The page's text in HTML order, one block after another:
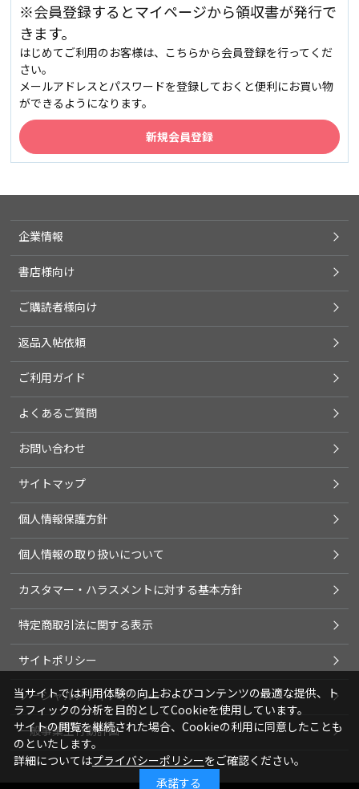
※会員登録するとマイページから領収書が発行で
きます。
はじめてご利用のお客様は、こちらから会員登録を行ってくだ
さい。
メールアドレスとパスワードを登録しておくと便利にお買い物
ができるようになります。
企業情報
書店様向け
ご購読者様向け
返品入帖依頼
ご利用ガイド
よくあるご質問
お問い合わせ
サイトマップ
個人情報保護方針
個人情報の取り扱いについて
カスタマー・ハラスメントに対する基本方針
特定商取引法に関する表示
サイトポリシー
ソーシャルメディアポリシー
一般事業主行動計画
当サイトでは利用体験の向上およびコンテンツの最適な提供、ト
ラフィックの分析を目的としてCookieを使用しています。
サイトの閲覧を継続された場合、Cookieの利用に同意したことも
のといたします。
詳細についてはプライバシーポリシーをご確認ください。
承諾する